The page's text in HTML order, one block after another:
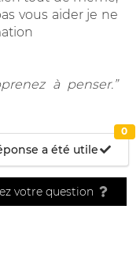
vous aider je ne
à penser.”
a été utile
0
votre question